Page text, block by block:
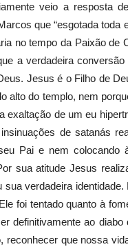
veio a resposta
que “esgotada toda
no tempo da Paixão
a verdadeira
Jesus é o Filho de
alto do templo, nem
exaltação de um eu
de satanás
Pai e nem colocando
sua atitude Jesus
verdadeira
foi tentado quanto à
definitivamente ao
reconhecer que nossa